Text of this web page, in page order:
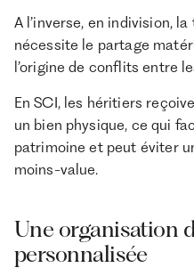
A l’inverse, en indivision,
nécessite le partage
l’origine de conflits entre
En SCI, les héritiers
un bien physique, ce qui
patrimoine et peut éviter
moins-value.
Une organisation
personnalisée